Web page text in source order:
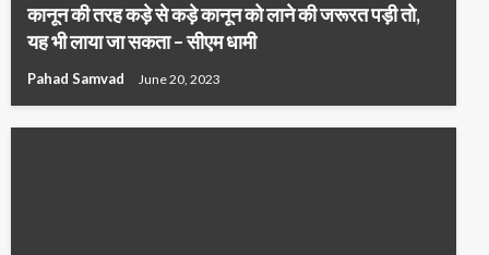
कानून की तरह कड़े से कड़े कानून को लाने की जरूरत पड़ी तो,
यह भी लाया जा सकता – सीएम धामी
Pahad Samvad June 20, 2023